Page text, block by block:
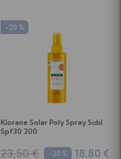
-20 %
Klorane Solar Poly Spray Subl
Spf30 200
23,50 € -20 % 18,80 €